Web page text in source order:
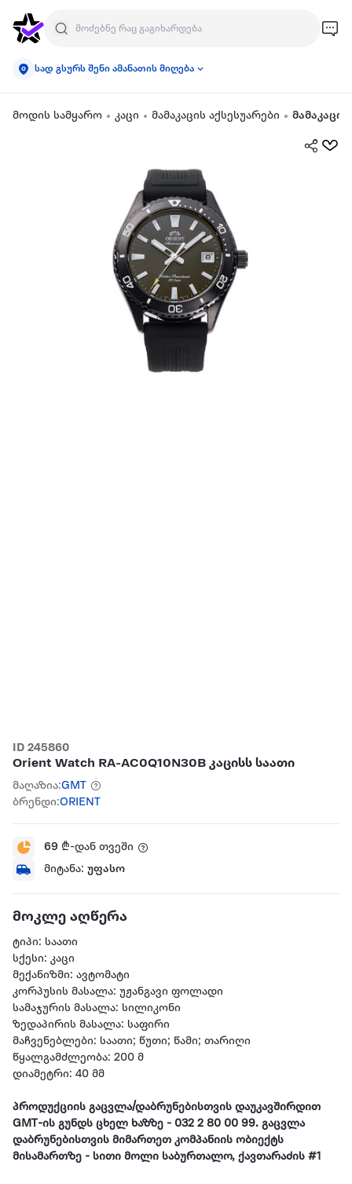
სად გსურს შენი ამანათის მიღება
მოდის სამყარო კაცი მამაკაცის აქსესუარები
ID 245860
Orient Watch RA-AC0Q10N30B კაცისს საათი
მაღაზია:GMT
ბრენდი:ORIENT
69 ₾-დან თვეში
მიტანა: უფასო
მოკლე აღწერა
ტიპი: საათი
სქესი: კაცი
მექანიზმი: ავტომატი
კორპუსის მასალა: უჟანგავი ფოლადი
სამაჯურის მასალა: სილიკონი
ზედაპირის მასალა: საფირი
მაჩვენებლები: საათი; წუთი; წამი; თარიღი
წყალგამძლეობა: 200 მ
დიამეტრი: 40 მმ
პროდუქციის გაცვლა/დაბრუნებისთვის დაუკავშირდით
GMT-ის გუნდს ცხელ ხაზზე - 032 2 80 00 99. გაცვლა
დაბრუნებისთვის მიმართეთ კომპანიის ობიექტს
მისამართზე - სითი მოლი საბურთალო, ქავთარაძის #1